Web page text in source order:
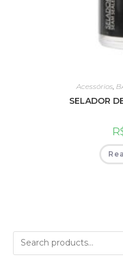
Acessórios,
SELADOR